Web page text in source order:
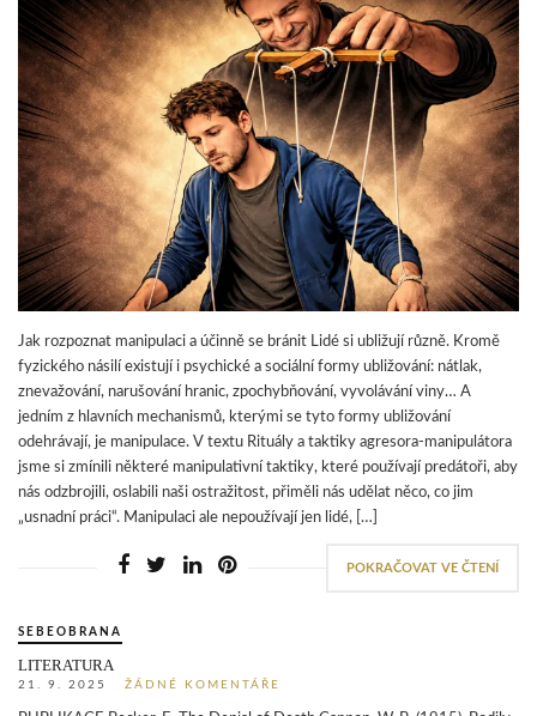
Jak rozpoznat manipulaci a účinně se bránit Lidé si ubližují různě. Kromě
fyzického násilí existují i psychické a sociální formy ubližování: nátlak,
znevažování, narušování hranic, zpochybňování, vyvolávání viny… A
jedním z hlavních mechanismů, kterými se tyto formy ubližování
odehrávají, je manipulace. V textu Rituály a taktiky agresora-manipulátora
jsme si zmínili některé manipulativní taktiky, které používají predátoři, aby
nás odzbrojili, oslabili naši ostražitost, přiměli nás udělat něco, co jim
„usnadní práci“. Manipulaci ale nepoužívají jen lidé, […]
POKRAČOVAT VE ČTENÍ
SEBEOBRANA
LITERATURA
21. 9. 2025 ŽÁDNÉ KOMENTÁŘE